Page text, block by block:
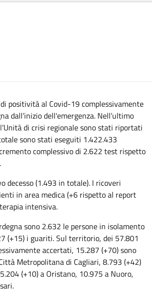
positività al Covid-19 complessivamente
dall’inizio dell'emergenza. Nell’ultimo
di crisi regionale sono stati riportati
sono stati eseguiti 1.422.433
complessivo di 2.622 test rispetto
decesso (1.493 in totale). I ricoveri
in area medica (+6 rispetto al report
intensiva.
sono 2.632 le persone in isolamento
(+15) i guariti. Sul territorio, dei 57.801
accertati, 15.287 (+70) sono
Metropolitana di Cagliari, 8.793 (+42)
(+10) a Oristano, 10.975 a Nuoro,